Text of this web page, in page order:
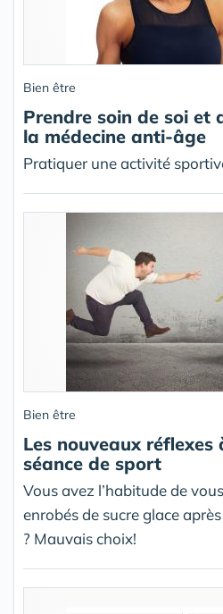
Bien être
Prendre soin de soi et
la médecine anti-âge
Pratiquer une activité
Bien être
Les nouveaux
séance de sport
Vous avez l’habitude de
enrobés de sucre glace
? Mauvais choix!